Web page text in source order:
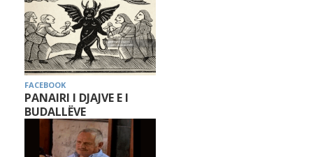
FACEBOOK
PANAIRI I DJAJVE E I
BUDALLËVE